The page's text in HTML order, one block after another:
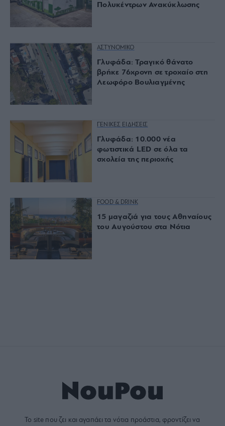
Πολυκέντρων Ανακύκλωσης
ΑΣΤΥΝΟΜΙΚΟ
Γλυφάδα: Τραγικό θάνατο
βρήκε 76χρονη σε τροχαίο στη
Λεωφόρο Βουλιαγμένης
ΓΕΝΙΚΕΣ ΕΙΔΗΣΕΙΣ
Γλυφάδα: 10.000 νέα
φωτιστικά LED σε όλα τα
σχολεία της περιοχής
FOOD & DRINK
15 μαγαζιά για τους Αθηναίους
του Αυγούστου στα Νότια
Το site που ζει και αγαπάει τα νότια προάστια, φροντίζει να